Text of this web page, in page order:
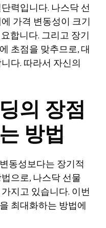
력입니다. 나스닥 선
가격 변동성이 크기
합니다. 그리고 장기
초점을 맞추므로, 대
다. 따라서 자신의
의 장점
방법
동성보다는 장기적
으로, 나스닥 선물
지고 있습니다. 이번
최대화하는 방법에